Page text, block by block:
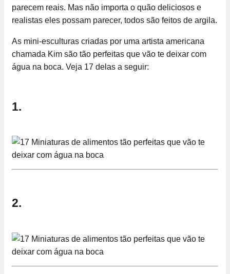
parecem reais. Mas não importa o quão deliciosos e
realistas eles possam parecer, todos são feitos de argila.
As mini-esculturas criadas por uma artista americana
chamada Kim são tão perfeitas que vão te deixar com
água na boca. Veja 17 delas a seguir:
1.
2.